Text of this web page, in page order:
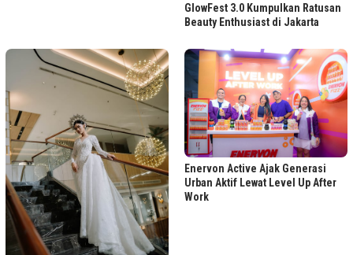
GlowFest 3.0 Kumpulkan Ratusan
Beauty Enthusiast di Jakarta
Enervon Active Ajak Generasi
Urban Aktif Lewat Level Up After
Work